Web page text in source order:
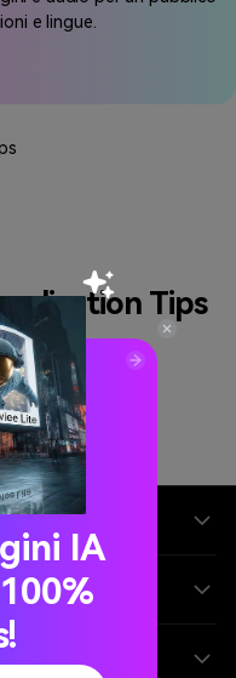
e lingue.
Tips
IA